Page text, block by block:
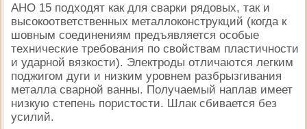
АНО 15 подходят как для сварки рядовых, так и
высокоответственных металлоконструкций (когда к
шовным соединениям предъявляется особые
технические требования по свойствам пластичности
и ударной вязкости). Электроды отличаются легким
поджигом дуги и низким уровнем разбрызгивания
металла сварной ванны. Получаемый наплав имеет
низкую степень пористости. Шлак сбивается без
усилий.